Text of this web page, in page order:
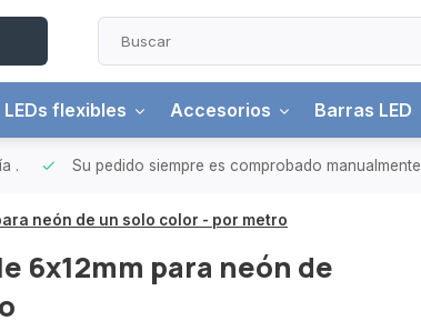
flexibles Accesorios Barras LED
. Su pedido siempre es comprobado manualmente
neón de un solo color - por metro
6x12mm para neón de